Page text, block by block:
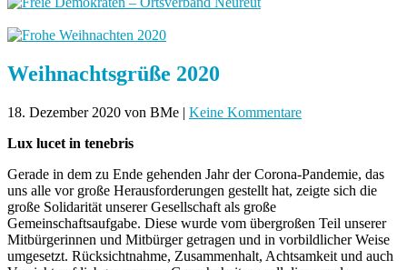
Weihnachtsgrüße 2020
18. Dezember 2020 von BMe | Keine Kommentare
Lux lucet in tenebris
Gerade in dem zu Ende gehenden Jahr der Corona-Pandemie, das
uns alle vor große Herausforderungen gestellt hat, zeigte sich die
große Solidarität unserer Gesellschaft als große
Gemeinschaftsaufgabe. Diese wurde vom übergroßen Teil unserer
Mitbürgerinnen und Mitbürger getragen und in vorbildlicher Weise
umgesetzt. Rücksichtnahme, Zusammenhalt, Achtsamkeit und auch